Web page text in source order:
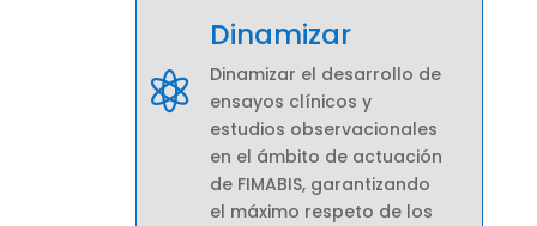

Dinamizar
Dinamizar el desarrollo de
ensayos clínicos y
estudios observacionales
en el ámbito de actuación
de FIMABIS, garantizando
el máximo respeto de los